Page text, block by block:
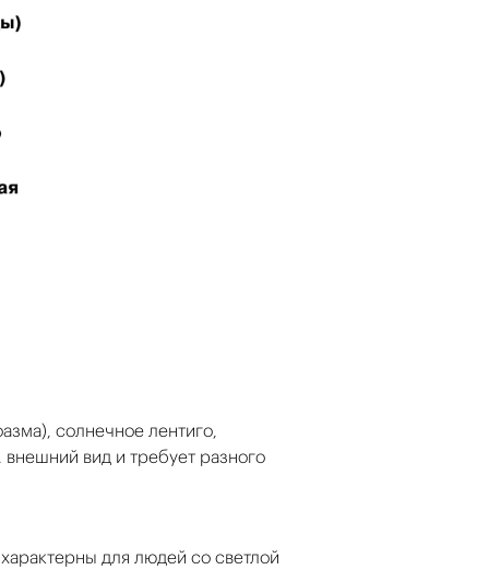
солнечное лентиго,
вид и требует разного
для людей со светлой